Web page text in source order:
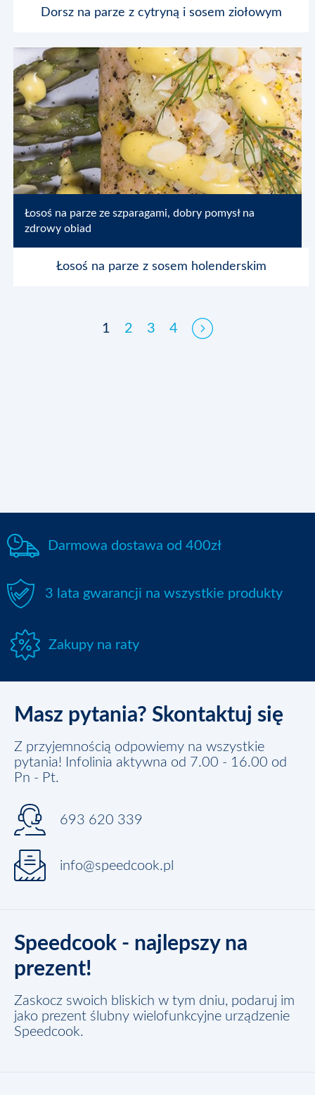
Blog
Multimedia
Kontakt
Dorsz na parze z cytryną i sosem ziołowym
Łosoś na parze ze szparagami, dobry pomysł na
zdrowy obiad
Łosoś na parze z sosem holenderskim
1 2 3 4
Darmowa dostawa od 400zł
3 lata gwarancji na wszystkie produkty
Zakupy na raty
Masz pytania? Skontaktuj się
Z przyjemnością odpowiemy na wszystkie
pytania! Infolinia aktywna od 7.00 - 16.00 od
Pn - Pt.
693 620 339
info@speedcook.pl
Speedcook - najlepszy na
prezent!
Zaskocz swoich bliskich w tym dniu, podaruj im
jako prezent ślubny wielofunkcyjne urządzenie
Speedcook.